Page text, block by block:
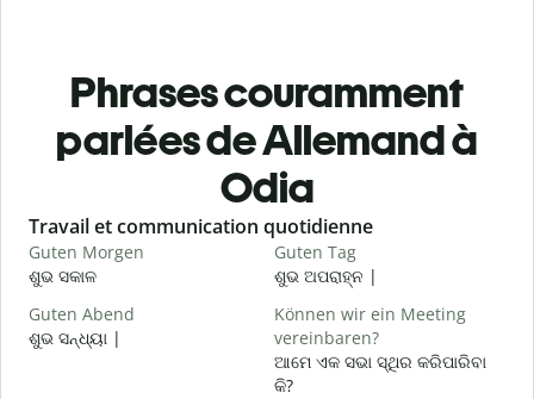
Phrases couramment
parlées de Allemand à
Odia
Slide 1 of 6
Travail et communication quotidienne
Guten Morgen
ଶୁଭ ସକାଳ
Guten Tag
ଶୁଭ ଅପରାହ୍ନ |
Guten Abend
ଶୁଭ ସନ୍ଧ୍ୟା |
Können wir ein Meeting
vereinbaren?
ଆମେ ଏକ ସଭା ସ୍ଥିର କରିପାରିବା
କି?